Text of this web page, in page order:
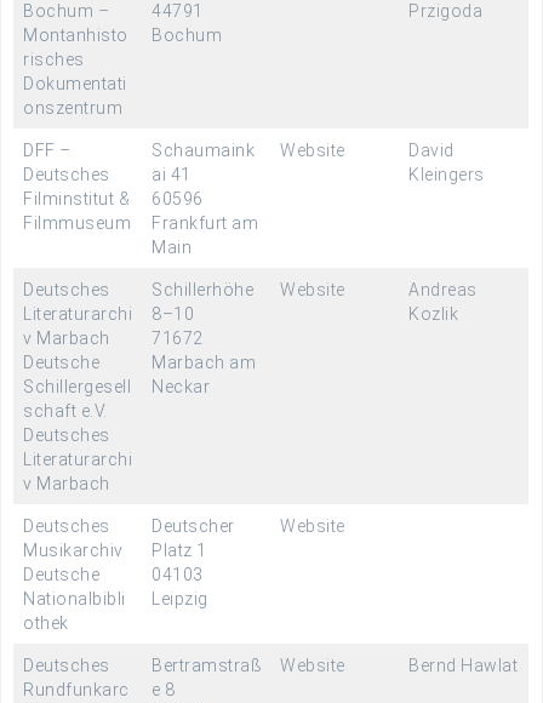
Bochum –
Montanhisto
risches
Dokumentati
onszentrum
44791
Bochum
Przigoda
DFF –
Deutsches
Filminstitut &
Filmmuseum
Schaumaink
ai 41
60596
Frankfurt am
Main
Website
David
Kleingers
Deutsches
Literaturarchi
v Marbach
Deutsche
Schillergesell
schaft e.V.
Deutsches
Literaturarchi
v Marbach
Schillerhöhe
8–10
71672
Marbach am
Neckar
Website
Andreas
Kozlik
Deutsches
Musikarchiv
Deutsche
Nationalbibli
othek
Deutscher
Platz 1
04103
Leipzig
Website
Deutsches
Rundfunkarc
Bertramstraß
e 8
Website Bernd Hawlat